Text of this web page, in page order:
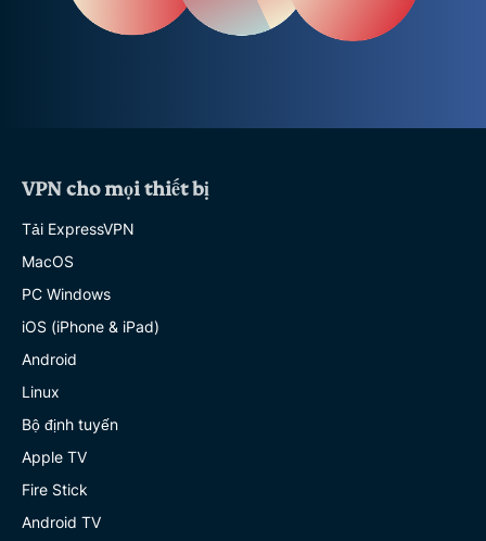
VPN cho mọi thiết bị
Tải ExpressVPN
MacOS
PC Windows
iOS (iPhone & iPad)
Android
Linux
Bộ định tuyến
Apple TV
Fire Stick
Android TV